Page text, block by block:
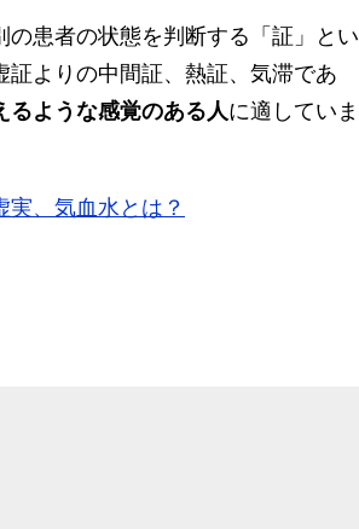
患者の状態を判断する「証」とい
よりの中間証、熱証、気滞であ
るような感覚のある人に適していま
、気血水とは？